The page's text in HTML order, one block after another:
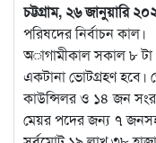
চট্টগ্রাম, ২৬ জানুয়ারি
পরিষদের নির্বাচন কাল।
অাগামীকাল সকাল ৮ টা
একটানা ভোটগ্রহণ হবে।
কাউন্সিলর ও ১৪ জন
মেয়র পদের জন্য ৭ জনসহ